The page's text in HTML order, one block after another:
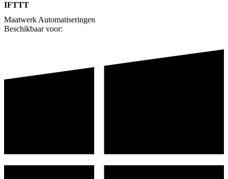
IFTTT
Maatwerk Automatiseringen
Beschikbaar voor: